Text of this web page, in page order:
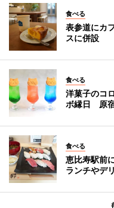
食べる
表参道にカ
スに併設
食べる
洋菓子のコ
ボ縁日 原
食べる
恵比寿駅前
ランチやデ